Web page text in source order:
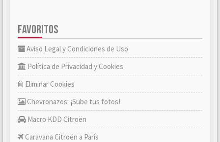
FAVORITOS
Aviso Legal y Condiciones de Uso
Política de Privacidad y Cookies
Eliminar Cookies
Chevronazos: ¡Sube tus fotos!
Macro KDD Citroën
Caravana Citroën a París